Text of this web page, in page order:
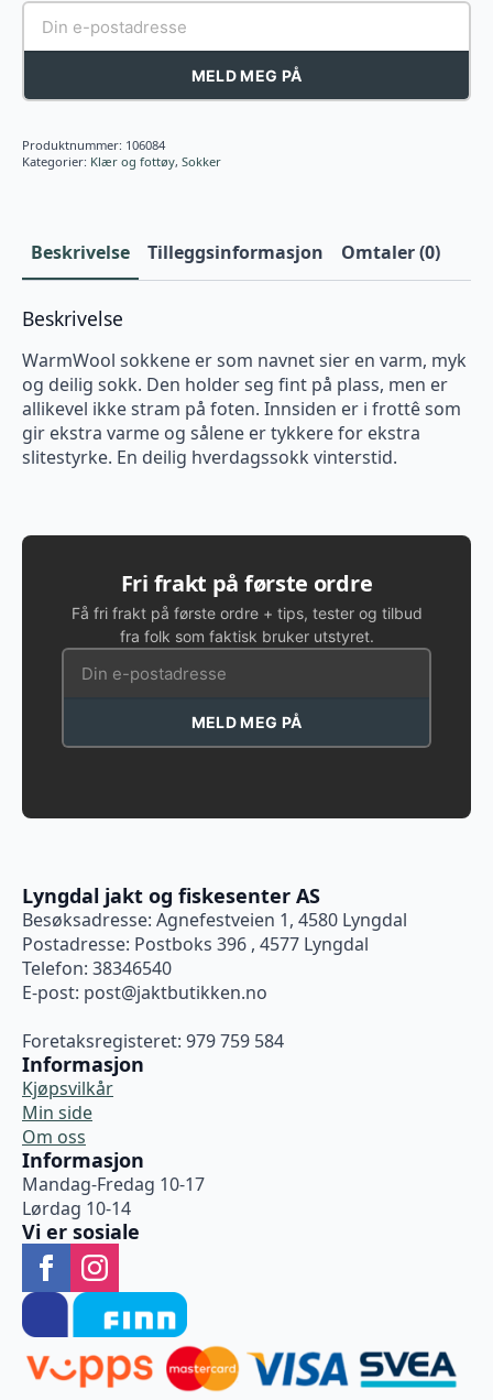
MELD MEG PÅ
Produktnummer: 106084
Kategorier: Klær og fottøy, Sokker
Beskrivelse Tilleggsinformasjon Omtaler (0)
Beskrivelse
WarmWool sokkene er som navnet sier en varm, myk
og deilig sokk. Den holder seg fint på plass, men er
allikevel ikke stram på foten. Innsiden er i frottê som
gir ekstra varme og sålene er tykkere for ekstra
slitestyrke. En deilig hverdagssokk vinterstid.
Fri frakt på første ordre
Få fri frakt på første ordre + tips, tester og tilbud
fra folk som faktisk bruker utstyret.
MELD MEG PÅ
Lyngdal jakt og fiskesenter AS
Besøksadresse: Agnefestveien 1, 4580 Lyngdal
Postadresse: Postboks 396 , 4577 Lyngdal
Telefon: 38346540
E-post: post@jaktbutikken.no
Foretaksregisteret: 979 759 584
Informasjon
Kjøpsvilkår
Min side
Om oss
Informasjon
Mandag-Fredag 10-17
Lørdag 10-14
Vi er sosiale